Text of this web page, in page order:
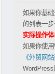
如果你基
的列表一步
实际操作
如果你使
《外贸网站